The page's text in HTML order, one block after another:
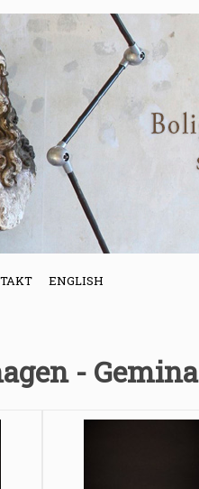
ENGLISH
- Gemina